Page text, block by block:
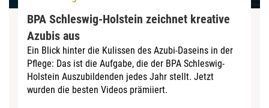
BPA Schleswig-Holstein zeichnet kreative
Azubis aus
Ein Blick hinter die Kulissen des Azubi-Daseins in der
Pflege: Das ist die Aufgabe, die der BPA Schleswig-
Holstein Auszubildenden jedes Jahr stellt. Jetzt
wurden die besten Videos prämiiert.